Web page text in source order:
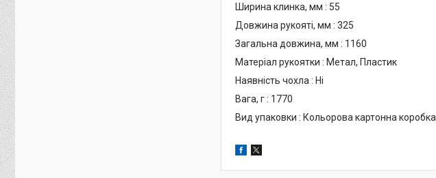
Ширина клинка, мм : 55
Довжина рукояті, мм : 325
Загальна довжина, мм : 1160
Матеріал рукоятки : Метал, Пластик
Наявність чохла : Ні
Вага, г : 1770
Вид упаковки : Кольорова картонна коробка